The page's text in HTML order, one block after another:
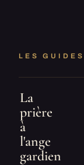
LES GUIDES
La
prière
à
l'ange
gardien